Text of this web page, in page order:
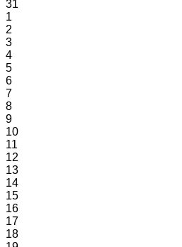
31
1
2
3
4
5
6
7
8
9
10
11
12
13
14
15
16
17
18